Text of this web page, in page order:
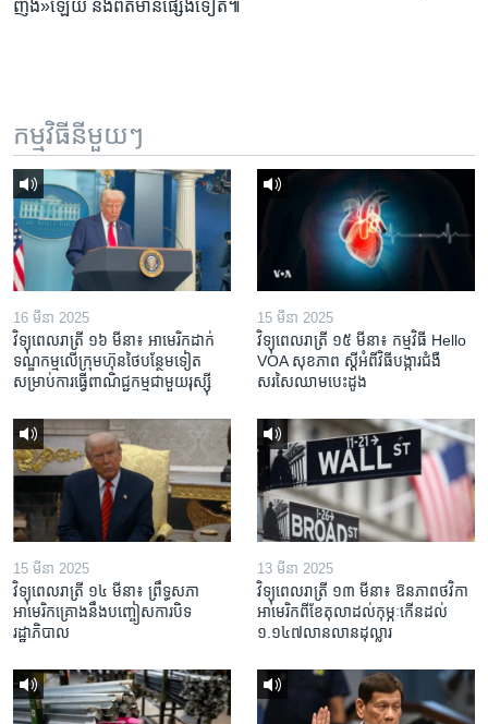
ញង់»​ឡើយ និង​ព័ត៌មាន​ផ្សេងទៀត៕
កម្មវិធី​នីមួយៗ
16 មីនា 2025
វិទ្យុពេលរាត្រី ១៦ មីនា៖ អាមេរិក​ដាក់​
ទណ្ឌកម្ម​លើ​ក្រុមហ៊ុន​ថៃ​បន្ថែម​ទៀត​
សម្រាប់​ការ​ធ្វើ​ពាណិជ្ជកម្ម​ជាមួយ​រុស្ស៊ី
15 មីនា 2025
វិទ្យុពេលរាត្រី ១៥ មីនា៖ កម្មវិធី ​Hello
VOA សុខភាព ស្ដី​អំពី​វិធី​បង្ការ​ជំងឺ​
សរសៃ​ឈាម​បេះដូង
15 មីនា 2025
វិទ្យុពេលរាត្រី ១៤ មីនា៖ ព្រឹទ្ធសភា
អាមេរិកគ្រោងនឹងបញ្ចៀសការបិទ
រដ្ឋាភិបាល
13 មីនា 2025
វិទ្យុពេលរាត្រី ១៣ មីនា៖ ឱនភាព​ថវិកា​
អាមេរិក​ពី​ខែ​តុលា​ដល់​កុម្ភៈ​កើន​ដល់​
១.១៤៧​លានលាន​ដុល្លារ